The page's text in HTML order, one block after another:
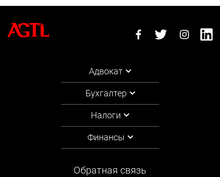
Адвокат
Бухгалтер
Налоги
Финансы
Обратная связь